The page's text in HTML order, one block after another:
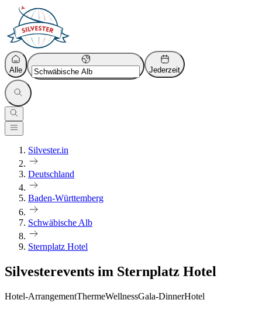
Alle Jederzeit
Silvester.in
Deutschland
Baden-Württemberg
Schwäbische Alb
Sternplatz Hotel
Silvesterevents im Sternplatz Hotel
Hotel-ArrangementThermeWellnessGala-DinnerHotel